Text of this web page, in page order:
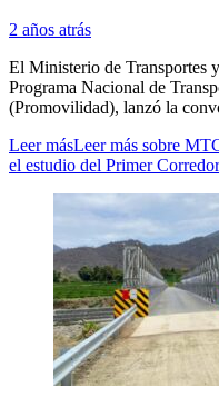
2 años atrás
El Ministerio de Transportes
Programa Nacional de
(Promovilidad), lanzó la
Leer másLeer más sobre
el estudio del Primer